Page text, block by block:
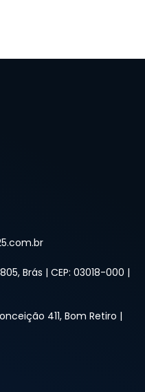
Brás | CEP: 03018-000 |
411, Bom Retiro |